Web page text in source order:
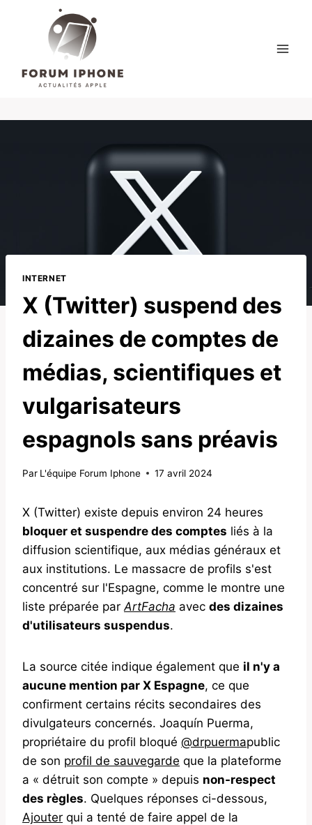
INTERNET
X (Twitter) suspend des
dizaines de comptes de
médias, scientifiques et
vulgarisateurs
espagnols sans préavis
Par L'équipe Forum Iphone 17 avril 2024
X (Twitter) existe depuis environ 24 heures
bloquer et suspendre des comptes liés à la
diffusion scientifique, aux médias généraux et
aux institutions. Le massacre de profils s'est
concentré sur l'Espagne, comme le montre une
liste préparée par ArtFacha avec des dizaines
d'utilisateurs suspendus.
La source citée indique également que il n'y a
aucune mention par X Espagne, ce que
confirment certains récits secondaires des
divulgateurs concernés. Joaquín Puerma,
propriétaire du profil bloqué @drpuermapublic
de son profil de sauvegarde que la plateforme
a « détruit son compte » depuis non-respect
des règles. Quelques réponses ci-dessous,
Ajouter qui a tenté de faire appel de la